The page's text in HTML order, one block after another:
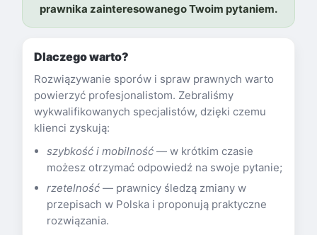
prawnika zainteresowanego Twoim pytaniem.
Dlaczego warto?
Rozwiązywanie sporów i spraw prawnych warto
powierzyć profesjonalistom. Zebraliśmy
wykwalifikowanych specjalistów, dzięki czemu
klienci zyskują:
szybkość i mobilność — w krótkim czasie
możesz otrzymać odpowiedź na swoje pytanie;
rzetelność — prawnicy śledzą zmiany w
przepisach w Polska i proponują praktyczne
rozwiązania.